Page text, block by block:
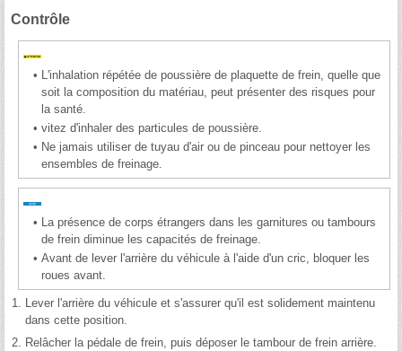
Contrôle
• L'inhalation répétée de poussière de plaquette de frein, quelle que
soit la composition du matériau, peut présenter des risques pour
la santé.
• vitez d'inhaler des particules de poussière.
• Ne jamais utiliser de tuyau d'air ou de pinceau pour nettoyer les
ensembles de freinage.
• La présence de corps étrangers dans les garnitures ou tambours
de frein diminue les capacités de freinage.
• Avant de lever l'arrière du véhicule à l'aide d'un cric, bloquer les
roues avant.
1. Lever l'arrière du véhicule et s'assurer qu'il est solidement maintenu
dans cette position.
2. Relâcher la pédale de frein, puis déposer le tambour de frein arrière.